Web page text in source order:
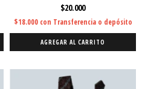
$20.000
$18.000 con Transferencia o depósito
AGREGAR AL CARRITO